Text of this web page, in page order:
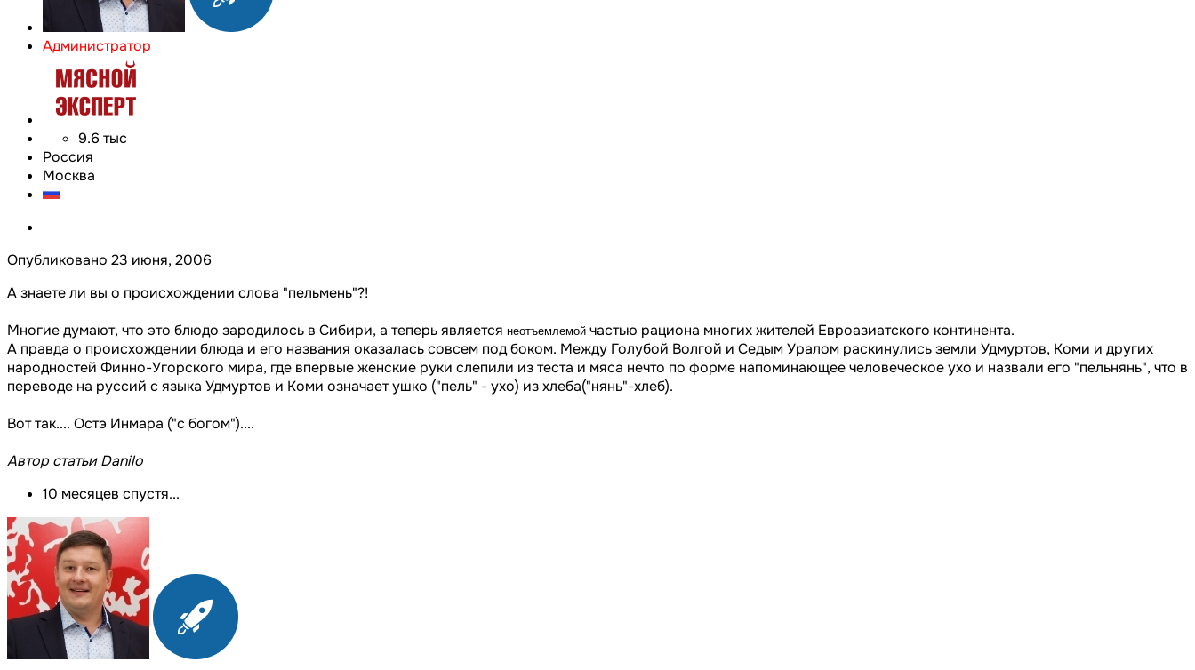
Администратор
9.6 тыс
Россия
Москва
Опубликовано 23 июня, 2006
А знаете ли вы о происхождении слова "пельмень"?!
Многие думают, что это блюдо зародилось в Сибири, а теперь является неотъемлемой частью рациона многих жителей Евроазиатского континента.
А правда о происхождении блюда и его названия оказалась совсем под боком. Между Голубой Волгой и Седым Уралом раскинулись земли Удмуртов, Коми и других
народностей Финно-Угорского мира, где впервые женские руки слепили из теста и мяса нечто по форме напоминающее человеческое ухо и назвали его "пельнянь", что в
переводе на руссий с языка Удмуртов и Коми означает ушко ("пель" - ухо) из хлеба("нянь"-хлеб).
Вот так.... Остэ Инмара ("с богом")....
Автор статьи Danilo
10 месяцев спустя...